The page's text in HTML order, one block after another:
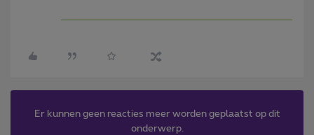
Er kunnen geen reacties meer worden geplaatst op dit
onderwerp.